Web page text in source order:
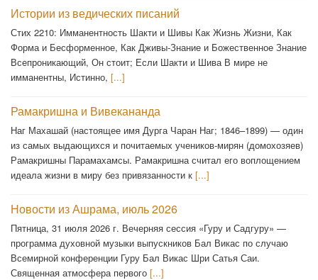
Истории из ведических писаний
Стих 2210: Имманентность Шакти и Шивы Как Жизнь Жизни, Как
Форма и Бесформенное, Как Дживы-Знание и Божественное Знание
Всепроникающий, Он стоит; Если Шакти и Шива В мире не
имманентны, Истинно, [...]
Рамакришна и Вивекананда
Наг Махашай (настоящее имя Дурга Чаран Наг; 1846–1899) — один
из самых выдающихся и почитаемых учеников-мирян (домохозяев)
Рамакришны Парамахамсы. Рамакришна считал его воплощением
идеала жизни в миру без привязанности к [...]
Новости из Ашрама, июль 2026
Пятница, 31 июля 2026 г. Вечерняя сессия «Гуру и Садгуру» —
программа духовной музыки выпускников Бал Викас по случаю
Всемирной конференции Гуру Бал Викас Шри Сатья Саи.
Священная атмосфера первого [...]